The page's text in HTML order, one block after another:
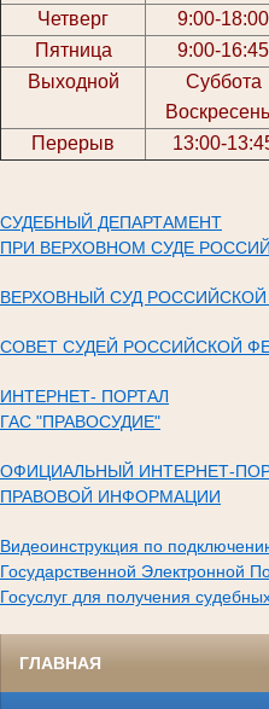
Четверг
9:00-18:00
Пятница
9:00-16:45
Выходной
Суббота
Перерыв
13:00-
СУДЕБНЫЙ ДЕПАРТАМЕНТ
ПРИ ВЕРХОВНОМ СУДЕ
ВЕРХОВНЫЙ СУД
СОВЕТ СУДЕЙ РОССИЙСКОЙ
ИНТЕРНЕТ- ПОРТАЛ
ГАС "ПРАВОСУДИЕ"
ОФИЦИАЛЬНЫЙ ИНТЕРНЕТ-
ПРАВОВОЙ ИНФОРМАЦИИ
Видеоинструкция по
Государственной Электронной
Госуслуг для получения
ГЛАВНАЯ